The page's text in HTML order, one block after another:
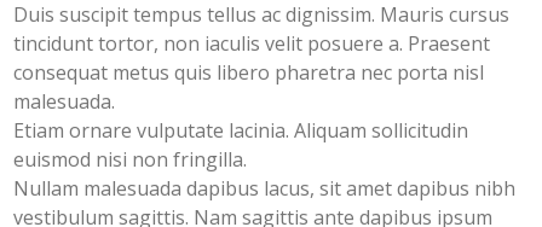
Duis suscipit tempus tellus ac dignissim. Mauris cursus
tincidunt tortor, non iaculis velit posuere a. Praesent
consequat metus quis libero pharetra nec porta nisl
malesuada.
Etiam ornare vulputate lacinia. Aliquam sollicitudin
euismod nisi non fringilla.
Nullam malesuada dapibus lacus, sit amet dapibus nibh
vestibulum sagittis. Nam sagittis ante dapibus ipsum